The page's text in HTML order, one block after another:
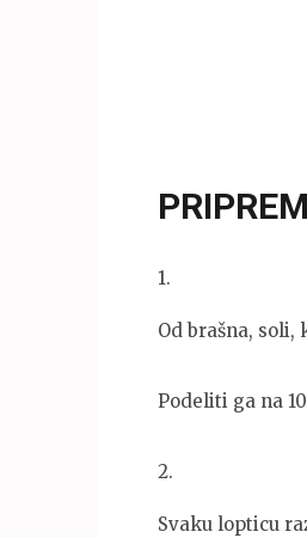
1.
Od brašna,
Podeliti ga na
2.
Svaku lopticu